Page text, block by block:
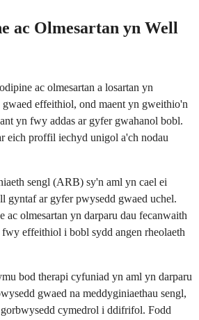
ac Olmesartan yn Well
ac olmesartan a losartan yn
effeithiol, ond maent yn gweithio'n
yn fwy addas ar gyfer gwahanol bobl.
eich proffil iechyd unigol a'ch nodau
sengl (ARB) sy'n aml yn cael ei
gyntaf ar gyfer pwysedd gwaed uchel.
ac olmesartan yn darparu dau fecanwaith
effeithiol i bobl sydd angen rheolaeth
bod therapi cyfuniad yn aml yn darparu
gwaed na meddyginiaethau sengl,
cymedrol i ddifrifol. Fodd